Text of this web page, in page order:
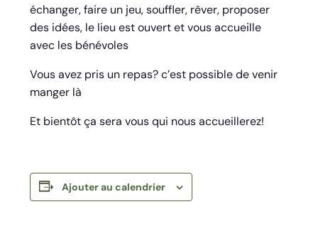
échanger, faire un jeu, souffler, rêver, proposer
des idées, le lieu est ouvert et vous accueille
avec les bénévoles
Vous avez pris un repas? c’est possible de venir
manger là
Et bientôt ça sera vous qui nous accueillerez!
Ajouter au calendrier